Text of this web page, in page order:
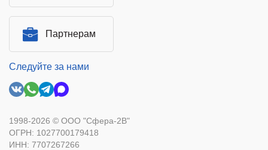
Партнерам
Следуйте за нами
1998-2026 © ООО "Сфера-2В"
ОГРН: 1027700179418
ИНН: 7707267266